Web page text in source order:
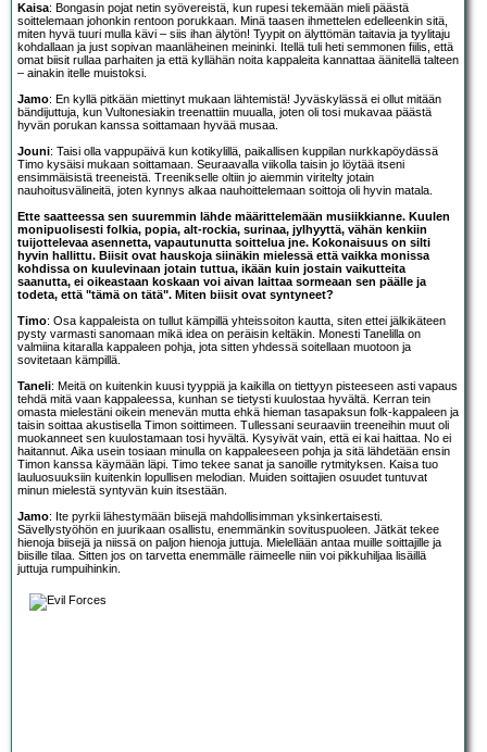
Kaisa: Bongasin pojat netin syövereistä, kun rupesi tekemään mieli päästä
soittelemaan johonkin rentoon porukkaan. Minä taasen ihmettelen edelleenkin sitä,
miten hyvä tuuri mulla kävi – siis ihan älytön! Tyypit on älyttömän taitavia ja tyylitaju
kohdallaan ja just sopivan maanläheinen meininki. Itellä tuli heti semmonen fiilis, että
omat biisit rullaa parhaiten ja että kyllähän noita kappaleita kannattaa äänitellä talteen
– ainakin itelle muistoksi.
Jamo: En kyllä pitkään miettinyt mukaan lähtemistä! Jyväskylässä ei ollut mitään
bändijuttuja, kun Vultonesiakin treenattiin muualla, joten oli tosi mukavaa päästä
hyvän porukan kanssa soittamaan hyvää musaa.
Jouni: Taisi olla vappupäivä kun kotikylillä, paikallisen kuppilan nurkkapöydässä
Timo kysäisi mukaan soittamaan. Seuraavalla viikolla taisin jo löytää itseni
ensimmäisistä treeneistä. Treenikselle oltiin jo aiemmin viritelty jotain
nauhoitusvälineitä, joten kynnys alkaa nauhoittelemaan soittoja oli hyvin matala.
Ette saatteessa sen suuremmin lähde määrittelemään musiikkianne. Kuulen
monipuolisesti folkia, popia, alt-rockia, surinaa, jylhyyttä, vähän kenkiin
tuijottelevaa asennetta, vapautunutta soittelua jne. Kokonaisuus on silti
hyvin hallittu. Biisit ovat hauskoja siinäkin mielessä että vaikka monissa
kohdissa on kuulevinaan jotain tuttua, ikään kuin jostain vaikutteita
saanutta, ei oikeastaan koskaan voi aivan laittaa sormeaan sen päälle ja
todeta, että "tämä on tätä". Miten biisit ovat syntyneet?
Timo: Osa kappaleista on tullut kämpillä yhteissoiton kautta, siten ettei jälkikäteen
pysty varmasti sanomaan mikä idea on peräisin keltäkin. Monesti Tanelilla on
valmiina kitaralla kappaleen pohja, jota sitten yhdessä soitellaan muotoon ja
sovitetaan kämpillä.
Taneli: Meitä on kuitenkin kuusi tyyppiä ja kaikilla on tiettyyn pisteeseen asti vapaus
tehdä mitä vaan kappaleessa, kunhan se tietysti kuulostaa hyvältä. Kerran tein
omasta mielestäni oikein menevän mutta ehkä hieman tasapaksun folk-kappaleen ja
taisin soittaa akustisella Timon soittimeen. Tullessani seuraaviin treeneihin muut oli
muokanneet sen kuulostamaan tosi hyvältä. Kysyivät vain, että ei kai haittaa. No ei
haitannut. Aika usein tosiaan minulla on kappaleeseen pohja ja sitä lähdetään ensin
Timon kanssa käymään läpi. Timo tekee sanat ja sanoille rytmityksen. Kaisa tuo
lauluosuuksiin kuitenkin lopullisen melodian. Muiden soittajien osuudet tuntuvat
minun mielestä syntyvän kuin itsestään.
Jamo: Ite pyrkii lähestymään biisejä mahdollisimman yksinkertaisesti.
Sävellystyöhön en juurikaan osallistu, enemmänkin sovituspuoleen. Jätkät tekee
hienoja biisejä ja niissä on paljon hienoja juttuja. Mielellään antaa muille soittajille ja
biisille tilaa. Sitten jos on tarvetta enemmälle räimeelle niin voi pikkuhiljaa lisäillä
juttuja rumpuihinkin.